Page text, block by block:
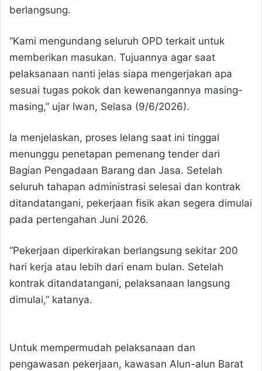
berlangsung.
“Kami mengundang seluruh OPD terkait untuk
memberikan masukan. Tujuannya agar saat
pelaksanaan nanti jelas siapa mengerjakan apa
sesuai tugas pokok dan kewenangannya masing-
masing,” ujar Iwan, Selasa (9/6/2026).
Ia menjelaskan, proses lelang saat ini tinggal
menunggu penetapan pemenang tender dari
Bagian Pengadaan Barang dan Jasa. Setelah
seluruh tahapan administrasi selesai dan kontrak
ditandatangani, pekerjaan fisik akan segera dimulai
pada pertengahan Juni 2026.
“Pekerjaan diperkirakan berlangsung sekitar 200
hari kerja atau lebih dari enam bulan. Setelah
kontrak ditandatangani, pelaksanaan langsung
dimulai,” katanya.
Untuk mempermudah pelaksanaan dan
pengawasan pekerjaan, kawasan Alun-alun Barat